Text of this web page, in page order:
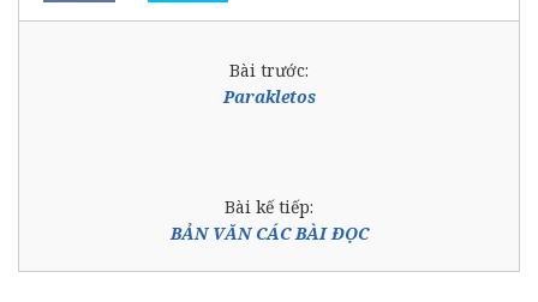
Bài trước:
Parakletos
Bài kế tiếp:
BẢN VĂN CÁC BÀI ĐỌC